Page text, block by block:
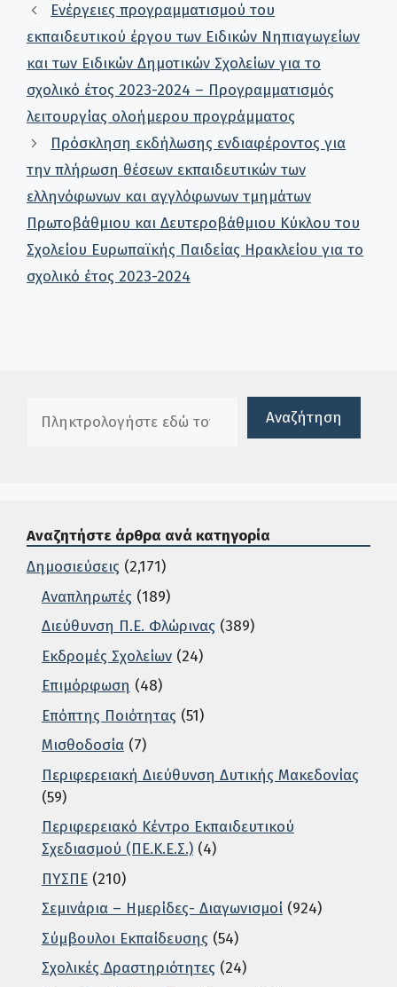
Ενέργειες προγραμματισμού του
εκπαιδευτικού έργου των Ειδικών Νηπιαγωγείων
και των Ειδικών Δημοτικών Σχολείων για το
σχολικό έτος 2023-2024 – Προγραμματισμός
λειτουργίας ολοήμερου προγράμματος
Πρόσκληση εκδήλωσης ενδιαφέροντος για
την πλήρωση θέσεων εκπαιδευτικών των
ελληνόφωνων και αγγλόφωνων τμημάτων
Πρωτοβάθμιου και Δευτεροβάθμιου Κύκλου του
Σχολείου Ευρωπαϊκής Παιδείας Ηρακλείου για το
σχολικό έτος 2023-2024
Αναζήτηση
Αναζητήστε άρθρα ανά κατηγορία
Δημοσιεύσεις (2,171)
Αναπληρωτές (189)
Διεύθυνση Π.Ε. Φλώρινας (389)
Εκδρομές Σχολείων (24)
Επιμόρφωση (48)
Επόπτης Ποιότητας (51)
Μισθοδοσία (7)
Περιφερειακή Διεύθυνση Δυτικής Μακεδονίας
(59)
Περιφερειακό Κέντρο Εκπαιδευτικού
Σχεδιασμού (ΠΕ.Κ.Ε.Σ.) (4)
ΠΥΣΠΕ (210)
Σεμινάρια – Ημερίδες- Διαγωνισμοί (924)
Σύμβουλοι Εκπαίδευσης (54)
Σχολικές Δραστηριότητες (24)